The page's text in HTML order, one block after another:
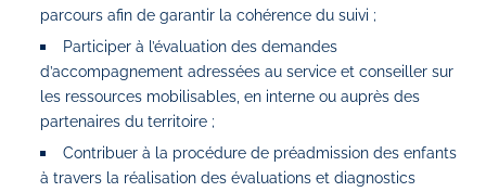
parcours afin de garantir la cohérence du suivi ;
Participer à l’évaluation des demandes
d’accompagnement adressées au service et conseiller sur
les ressources mobilisables, en interne ou auprès des
partenaires du territoire ;
Contribuer à la procédure de préadmission des enfants
à travers la réalisation des évaluations et diagnostics